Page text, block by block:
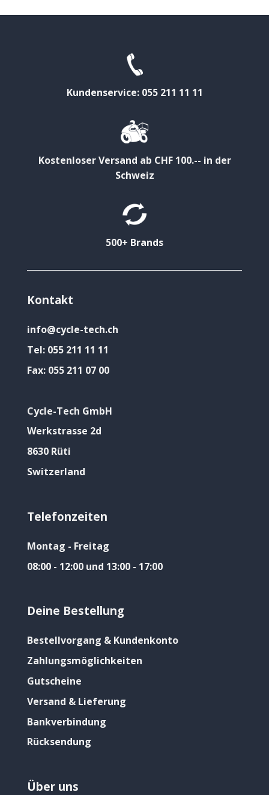
Kundenservice: 055 211 11 11
Kostenloser Versand ab CHF 100.-- in der
Schweiz
500+ Brands
Kontakt
info@cycle-tech.ch
Tel: 055 211 11 11
Fax: 055 211 07 00
Cycle-Tech GmbH
Werkstrasse 2d
8630 Rüti
Switzerland
Telefonzeiten
Montag - Freitag
08:00 - 12:00 und 13:00 - 17:00
Deine Bestellung
Bestellvorgang & Kundenkonto
Zahlungsmöglichkeiten
Gutscheine
Versand & Lieferung
Bankverbindung
Rücksendung
Über uns